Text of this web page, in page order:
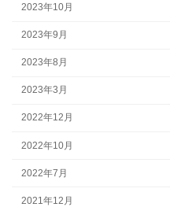
2023年10月
2023年9月
2023年8月
2023年3月
2022年12月
2022年10月
2022年7月
2021年12月